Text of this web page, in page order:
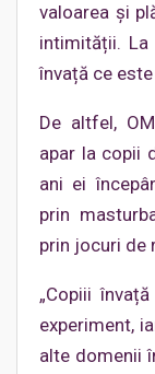
valoarea și
intimității. La
învață ce este
De altfel,
apar la copii
ani ei
prin
prin jocuri de
„Copiii
experiment,
alte domenii